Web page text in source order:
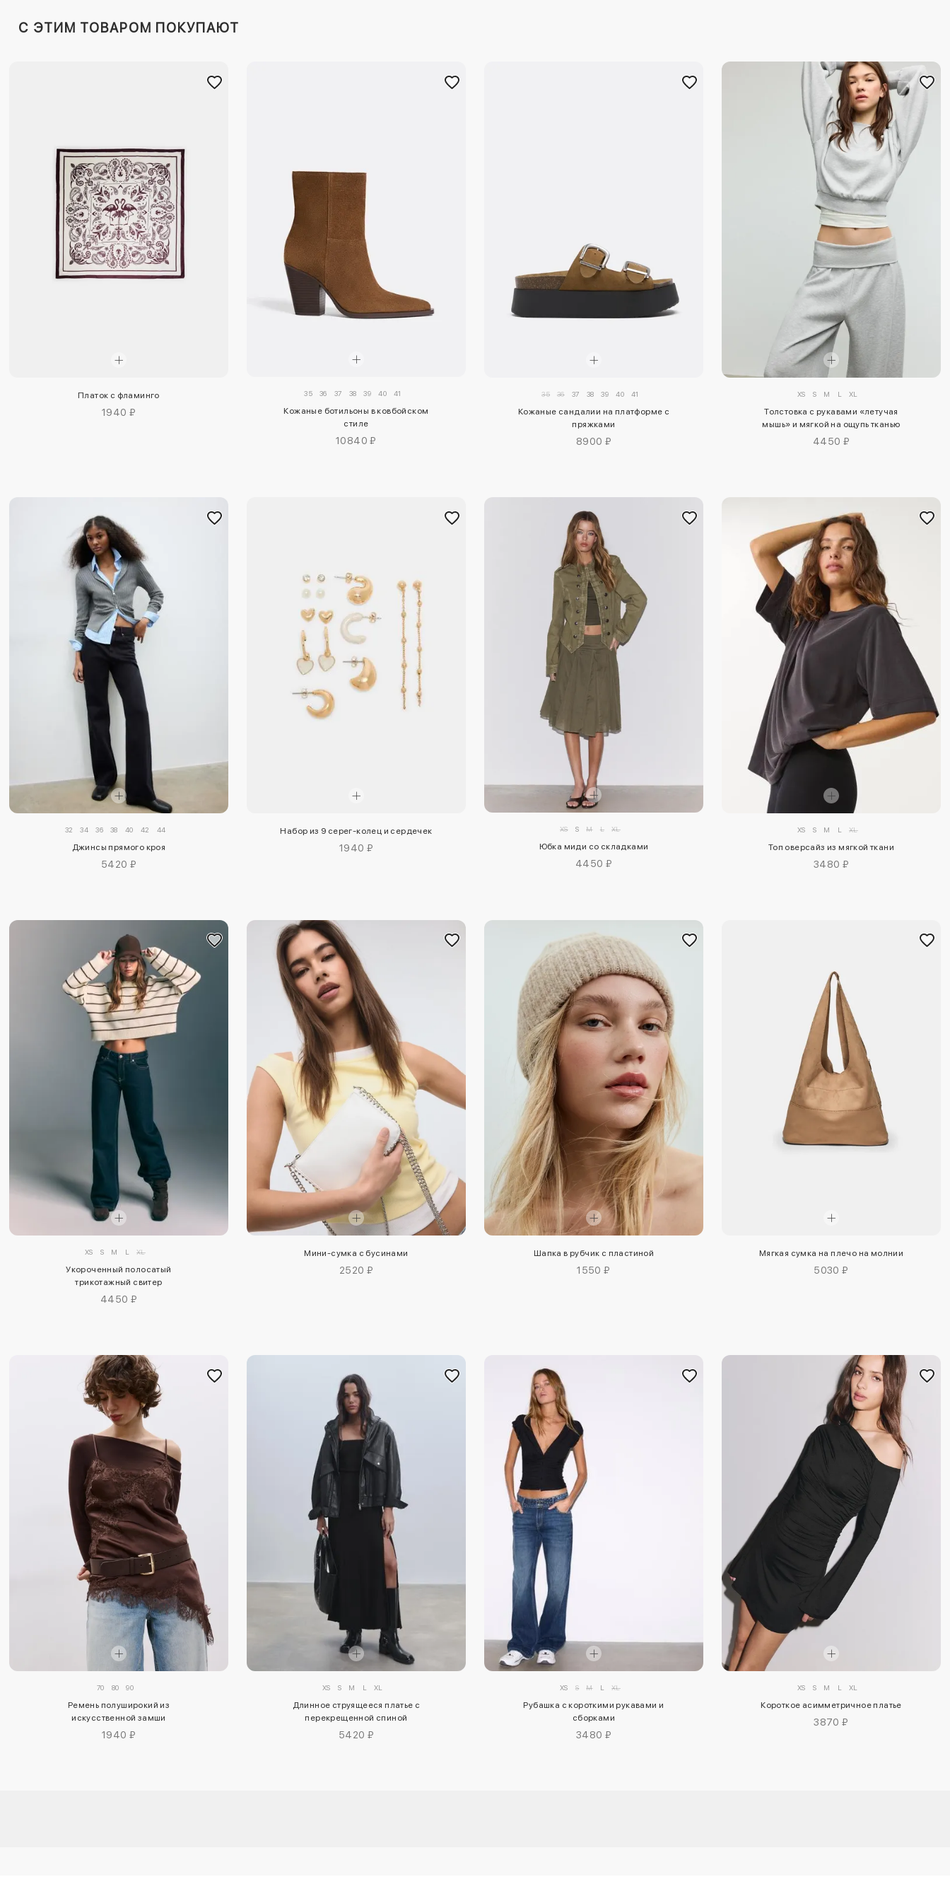
C ЭТИМ ТОВАРОМ ПОКУПАЮТ
Платок с фламинго
1940 ₽
35 36 37 38 39 40 41
Кожаные ботильоны в ковбойском
стиле
10840 ₽
35 36 37 38 39 40 41
Кожаные сандалии на платформе с
пряжками
8900 ₽
XS S M L XL
Толстовка с рукавами «летучая
мышь» и мягкой на ощупь тканью
4450 ₽
32 34 36 38 40 42 44
Джинсы прямого кроя
5420 ₽
Набор из 9 серег-колец и сердечек
1940 ₽
XS S M L XL
Юбка миди со складками
4450 ₽
XS S M L XL
Топ оверсайз из мягкой ткани
3480 ₽
XS S M L XL
Укороченный полосатый
трикотажный свитер
4450 ₽
Мини-сумка с бусинами
2520 ₽
Шапка в рубчик с пластиной
1550 ₽
Мягкая сумка на плечо на молнии
5030 ₽
70 80 90
Ремень полуширокий из
искусственной замши
1940 ₽
XS S M L XL
Длинное струящееся платье с
перекрещенной спиной
5420 ₽
XS S M L XL
Рубашка с короткими рукавами и
сборками
3480 ₽
XS S M L XL
Короткое асимметричное платье
3870 ₽